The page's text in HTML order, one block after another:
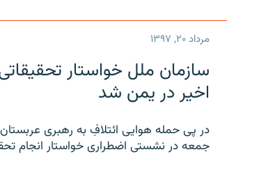
مرداد ۲۰, ۱۳۹۷
سازمان ملل خواستار
اخیر در یمن شد
در پی حمله هوایی ائتلافِ به رهبری
جمعه در نشستی اضطراری خواستار انجام